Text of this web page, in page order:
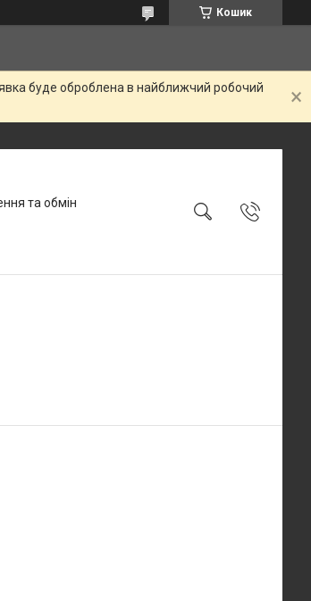
Кошик
буде оброблена в найближчий робочий
та обмін